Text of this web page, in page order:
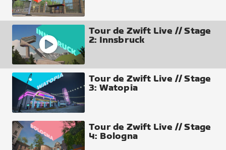
Tour de Zwift Live // Stage
2: Innsbruck
Tour de Zwift Live // Stage
3: Watopia
Tour de Zwift Live // Stage
4: Bologna